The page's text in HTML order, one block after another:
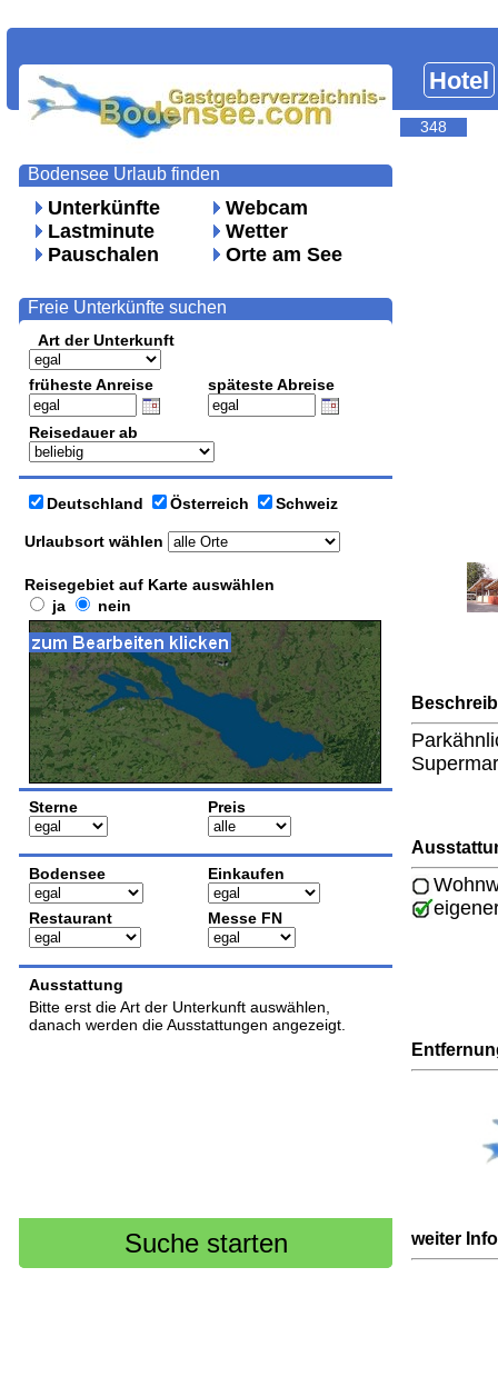
Unterkünfte
Lastminute
Pauschalen
Webcam
Wetter
Orte am See
Bodensee Urlaub finden
Art der Unterkunft
früheste Anreise späteste Abreise
Reisedauer ab
Urlaubsort wählen
Deutschland Österreich Schweiz
Reisegebiet auf Karte auswählen
ja
nein
Sterne Preis
Bodensee Einkaufen
Restaurant Messe FN
Ausstattung
Bitte erst die Art der Unterkunft auswählen,
danach werden die Ausstattungen angezeigt.
Freie Unterkünfte suchen
Hotel
348
weiter